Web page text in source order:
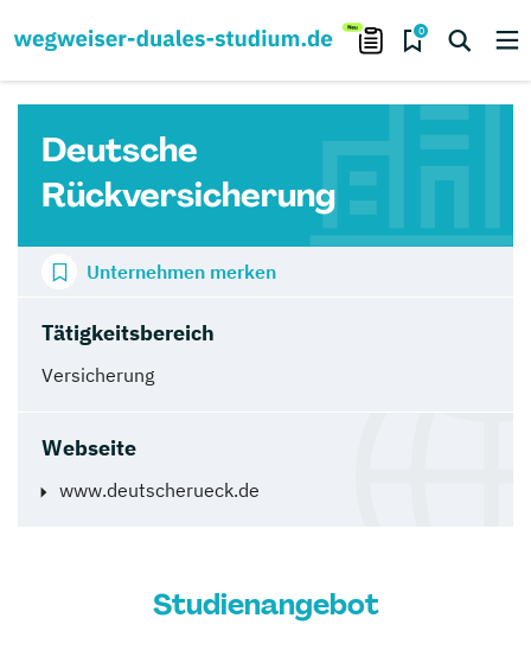
0
Deutsche
Rückversicherung
Tätigkeitsbereich
Versicherung
Webseite
www.deutscherueck.de
Unternehmen merken
Studienangebot